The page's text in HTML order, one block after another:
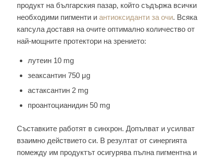
продукт на българския пазар, който съдържа всички
необходими пигменти и антиоксиданти за очи. Всяка
капсула доставя на очите оптимално количество от
най-мощните протектори на зрението:
лутеин 10 mg
зеаксантин 750 μg
астаксантин 2 mg
проантоцианидин 50 mg
Съставките работят в синхрон. Допълват и усилват
взаимно действието си. В резултат от синергията
помежду им продуктът осигурява пълна пигментна и